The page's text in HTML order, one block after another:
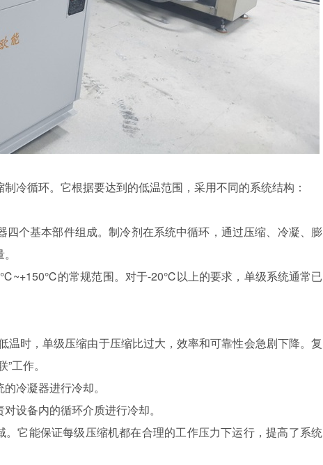
冷循环。它根据要达到的低温范围，采用不同的系统结构：
个基本部件组成。制冷剂在系统中循环，通过压缩、冷凝、膨
的常规范围。对于-20℃以上的要求，单级系统通常已
时，单级压缩由于压缩比过大，效率和可靠性会急剧下降。复
工作。
冷凝器进行冷却。
设备内的循环介质进行冷却。
能保证每级压缩机都在合理的工作压力下运行，提高了系统